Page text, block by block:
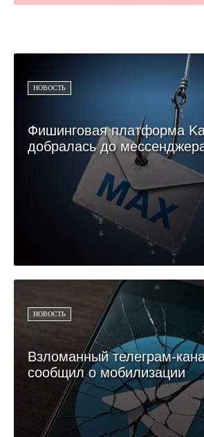
НОВОСТЬ
Фишинговая платформа
добралась до
НОВОСТЬ
Взломанный телеграм-
сообщил о мобилизации